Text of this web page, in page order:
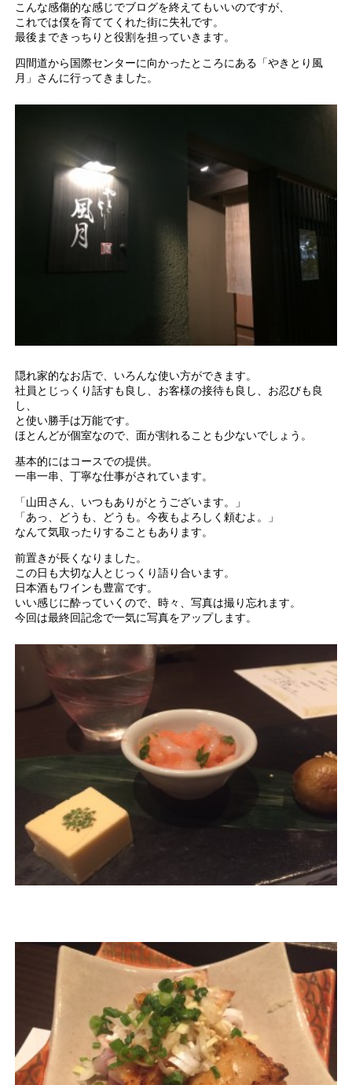
こんな感傷的な感じでブログを終えてもいいのですが、
これでは僕を育ててくれた街に失礼です。
最後まできっちりと役割を担っていきます。
四間道から国際センターに向かったところにある「やきとり風
月」さんに行ってきました。
隠れ家的なお店で、いろんな使い方ができます。
社員とじっくり話すも良し、お客様の接待も良し、お忍びも良
し、
と使い勝手は万能です。
ほとんどが個室なので、面が割れることも少ないでしょう。
基本的にはコースでの提供。
一串一串、丁寧な仕事がされています。
「山田さん、いつもありがとうございます。」
「あっ、どうも、どうも。今夜もよろしく頼むよ。」
なんて気取ったりすることもあります。
前置きが長くなりました。
この日も大切な人とじっくり語り合います。
日本酒もワインも豊富です。
いい感じに酔っていくので、時々、写真は撮り忘れます。
今回は最終回記念で一気に写真をアップします。